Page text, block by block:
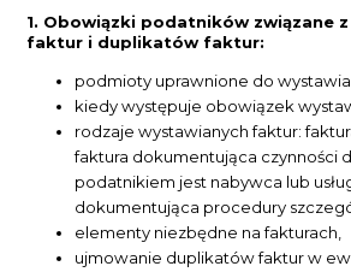
1. Obowiązki podatników związane
faktur i duplikatów faktur:
podmioty uprawnione do
kiedy występuje obowiązek
rodzaje wystawianych faktur:
faktura dokumentująca czynności
podatnikiem jest nabywca lub
dokumentująca procedury
elementy niezbędne na fakturach,
ujmowanie duplikatów faktur w